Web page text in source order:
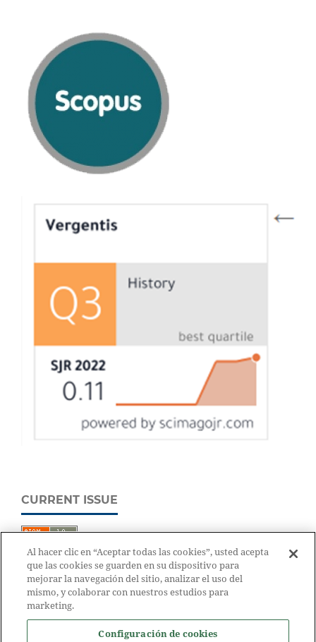
CURRENT ISSUE
Al hacer clic en “Aceptar todas las cookies”, usted acepta
que las cookies se guarden en su dispositivo para
mejorar la navegación del sitio, analizar el uso del
mismo, y colaborar con nuestros estudios para
marketing.
Configuración de cookies